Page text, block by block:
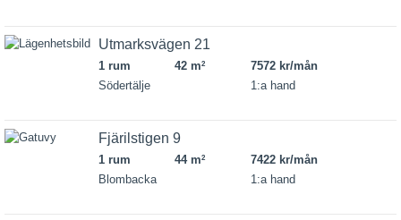
Utmarksvägen 21
1 rum 42 m2
7572 kr/mån
Södertälje
1:a hand
Fjärilstigen 9
1 rum 44 m2
7422 kr/mån
Blombacka
1:a hand